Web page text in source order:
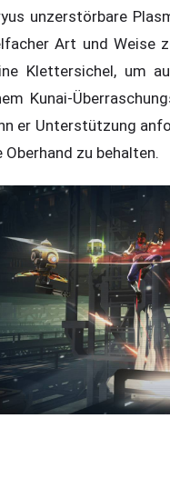
unzerstörbare
Art und Weise
Klettersichel, um
Kunai-
er Unterstützung
Oberhand zu behalten.